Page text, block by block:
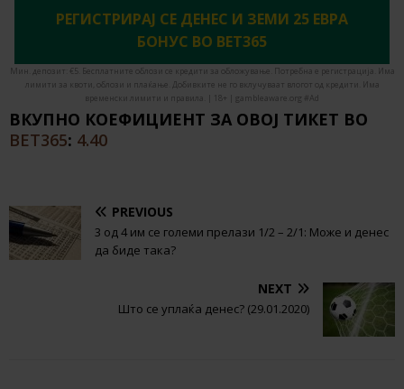
РЕГИСТРИРАЈ СЕ ДЕНЕС И ЗЕМИ 25 ЕВРА
БОНУС ВО BET365
Мин. депозит: €5. Бесплатните облози се кредити за обложување. Потребна е регистрација. Има
лимити за квоти, облози и плаќање. Добивките не го вклучуваат влогот од кредити. Има
временски лимити и правила. | 18+ | gambleaware.org #Ad
ВКУПНО КОЕФИЦИЕНТ ЗА ОВОЈ ТИКЕТ ВО
BET365: 4.40
PREVIOUS
3 од 4 им се големи прелази 1/2 – 2/1: Може и денес
да биде така?
NEXT
Што се уплаќа денес? (29.01.2020)